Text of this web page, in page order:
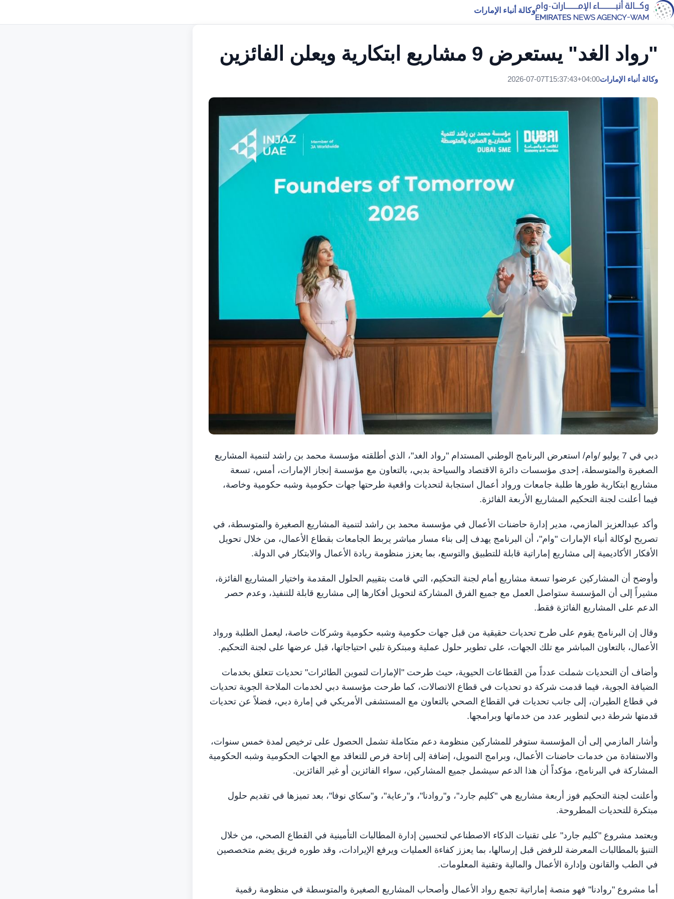
وكالة أنباء الإمارات
"رواد الغد" يستعرض 9 مشاريع ابتكارية ويعلن الفائزين
وكالة أنباء الإمارات2026-07-07T15:37:43+04:00
دبي في 7 يوليو /وام/ استعرض البرنامج الوطني المستدام "رواد الغد"، الذي أطلقته مؤسسة محمد بن راشد لتنمية المشاريع
الصغيرة والمتوسطة، إحدى مؤسسات دائرة الاقتصاد والسياحة بدبي، بالتعاون مع مؤسسة إنجاز الإمارات، أمس، تسعة
مشاريع ابتكارية طورها طلبة جامعات ورواد أعمال استجابة لتحديات واقعية طرحتها جهات حكومية وشبه حكومية وخاصة،
فيما أعلنت لجنة التحكيم المشاريع الأربعة الفائزة.
وأكد عبدالعزيز المازمي، مدير إدارة حاضنات الأعمال في مؤسسة محمد بن راشد لتنمية المشاريع الصغيرة والمتوسطة، في
تصريح لوكالة أنباء الإمارات "وام"، أن البرنامج يهدف إلى بناء مسار مباشر يربط الجامعات بقطاع الأعمال، من خلال تحويل
الأفكار الأكاديمية إلى مشاريع إماراتية قابلة للتطبيق والتوسع، بما يعزز منظومة ريادة الأعمال والابتكار في الدولة.
وأوضح أن المشاركين عرضوا تسعة مشاريع أمام لجنة التحكيم، التي قامت بتقييم الحلول المقدمة واختيار المشاريع الفائزة،
مشيراً إلى أن المؤسسة ستواصل العمل مع جميع الفرق المشاركة لتحويل أفكارها إلى مشاريع قابلة للتنفيذ، وعدم حصر
الدعم على المشاريع الفائزة فقط.
وقال إن البرنامج يقوم على طرح تحديات حقيقية من قبل جهات حكومية وشبه حكومية وشركات خاصة، ليعمل الطلبة ورواد
الأعمال، بالتعاون المباشر مع تلك الجهات، على تطوير حلول عملية ومبتكرة تلبي احتياجاتها، قبل عرضها على لجنة التحكيم.
وأضاف أن التحديات شملت عدداً من القطاعات الحيوية، حيث طرحت "الإمارات لتموين الطائرات" تحديات تتعلق بخدمات
الضيافة الجوية، فيما قدمت شركة دو تحديات في قطاع الاتصالات، كما طرحت مؤسسة دبي لخدمات الملاحة الجوية تحديات
في قطاع الطيران، إلى جانب تحديات في القطاع الصحي بالتعاون مع المستشفى الأمريكي في إمارة دبي، فضلاً عن تحديات
قدمتها شرطة دبي لتطوير عدد من خدماتها وبرامجها.
وأشار المازمي إلى أن المؤسسة ستوفر للمشاركين منظومة دعم متكاملة تشمل الحصول على ترخيص لمدة خمس سنوات،
والاستفادة من خدمات حاضنات الأعمال، وبرامج التمويل، إضافة إلى إتاحة فرص للتعاقد مع الجهات الحكومية وشبه الحكومية
المشاركة في البرنامج، مؤكداً أن هذا الدعم سيشمل جميع المشاركين، سواء الفائزين أو غير الفائزين.
وأعلنت لجنة التحكيم فوز أربعة مشاريع هي "كليم جارد"، و"روادنا"، و"رعاية"، و"سكاي نوفا"، بعد تميزها في تقديم حلول
مبتكرة للتحديات المطروحة.
ويعتمد مشروع "كليم جارد" على تقنيات الذكاء الاصطناعي لتحسين إدارة المطالبات التأمينية في القطاع الصحي، من خلال
التنبؤ بالمطالبات المعرضة للرفض قبل إرسالها، بما يعزز كفاءة العمليات ويرفع الإيرادات، وقد طوره فريق يضم متخصصين
في الطب والقانون وإدارة الأعمال والمالية وتقنية المعلومات.
أما مشروع "روادنا" فهو منصة إماراتية تجمع رواد الأعمال وأصحاب المشاريع الصغيرة والمتوسطة في منظومة رقمية